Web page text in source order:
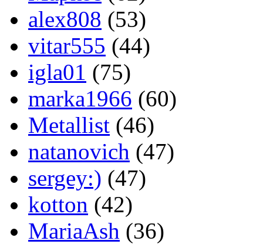
alex808 (53)
vitar555 (44)
igla01 (75)
marka1966 (60)
Metallist (46)
natanovich (47)
sergey:) (47)
kotton (42)
MariaAsh (36)